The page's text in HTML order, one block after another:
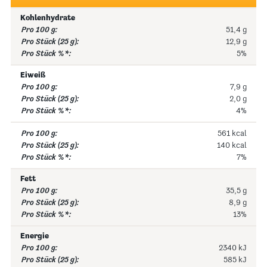
Kohlenhydrate
51,4 g
12,9 g
5%
Eiweiß
7,9 g
2,0 g
4%
561 kcal
140 kcal
7%
Fett
35,5 g
8,9 g
13%
Energie
2340 kJ
585 kJ